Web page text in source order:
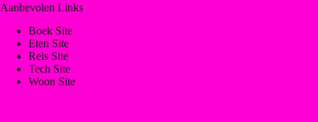
Aanbevolen Links
Boek Site
Eten Site
Reis Site
Tech Site
Woon Site